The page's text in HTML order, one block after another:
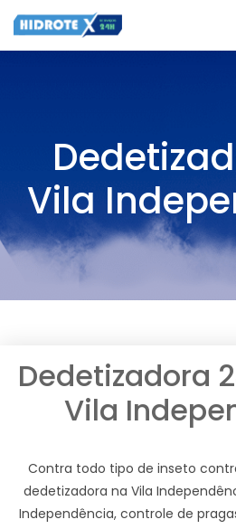
Vila
Dedetizadora
Vila
Contra todo tipo de inseto
dedetizadora na Vila
Independência, controle de